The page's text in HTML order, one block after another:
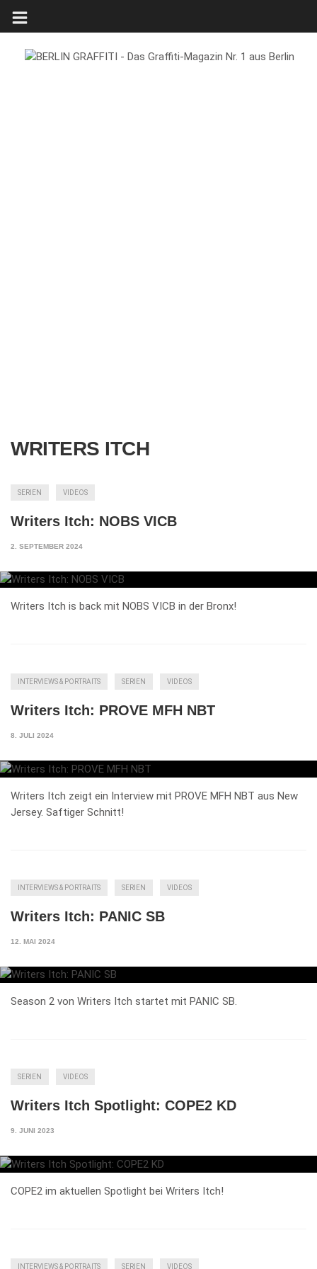
WRITERS ITCH
SERIEN VIDEOS
Writers Itch: NOBS VICB
2. SEPTEMBER 2024
Writers Itch is back mit NOBS VICB in der Bronx!
INTERVIEWS & PORTRAITS SERIEN VIDEOS
Writers Itch: PROVE MFH NBT
8. JULI 2024
Writers Itch zeigt ein Interview mit PROVE MFH NBT aus New
Jersey. Saftiger Schnitt!
INTERVIEWS & PORTRAITS SERIEN VIDEOS
Writers Itch: PANIC SB
12. MAI 2024
Season 2 von Writers Itch startet mit PANIC SB.
SERIEN VIDEOS
Writers Itch Spotlight: COPE2 KD
9. JUNI 2023
COPE2 im aktuellen Spotlight bei Writers Itch!
INTERVIEWS & PORTRAITS SERIEN VIDEOS